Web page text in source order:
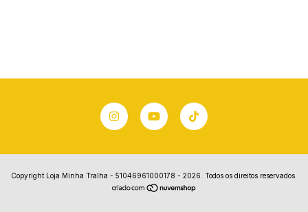
Copyright Loja Minha Tralha - 51046961000178 - 2026. Todos os direitos reservados.